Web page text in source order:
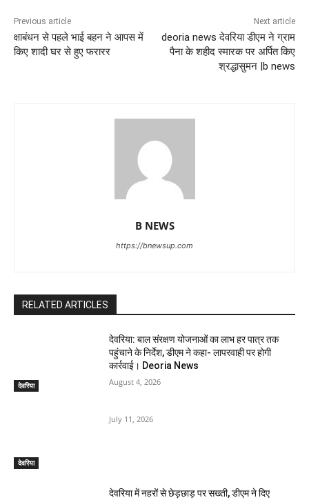
Previous article
क्षाबंधन से पहले भाई बहन ने आपस में
किए शादी घर से हुए फरारर
Next article
deoria news देवरिया डीएम ने ग्राम
पैना के शहीद स्मारक पर अर्पित किए
श्रद्धासुमन |b news
B NEWS
https://bnewsup.com
RELATED ARTICLES
देवरिया
देवरिया: बाल संरक्षण योजनाओं का लाभ हर पात्र तक
पहुंचाने के निर्देश, डीएम ने कहा- लापरवाही पर होगी
कार्रवाई। Deoria News
August 4, 2026
देवरिया
July 11, 2026
देवरिया में नहरों से छेड़छाड़ पर सख्ती, डीएम ने दिए